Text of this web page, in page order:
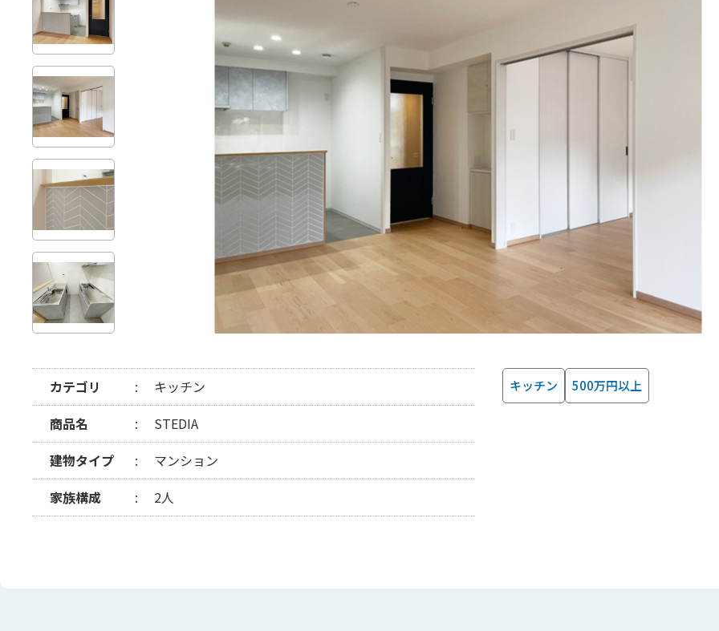
カテゴリ
キッチン
商品名
STEDIA
建物タイプ
マンション
家族構成
2人
キッチン 500万円以上